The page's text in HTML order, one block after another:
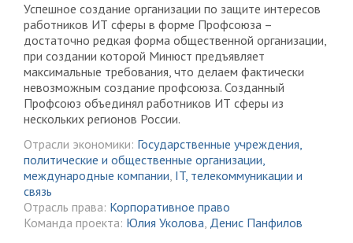
Успешное создание организации по защите интересов
работников ИТ сферы в форме Профсоюза –
достаточно редкая форма общественной организации,
при создании которой Минюст предъявляет
максимальные требования, что делаем фактически
невозможным создание профсоюза. Созданный
Профсоюз объединял работников ИТ сферы из
нескольких регионов России.
Отрасли экономики: Государственные учреждения,
политические и общественные организации,
международные компании, IT, телекоммуникации и
связь
Отрасль права: Корпоративное право
Команда проекта: Юлия Уколова, Денис Панфилов